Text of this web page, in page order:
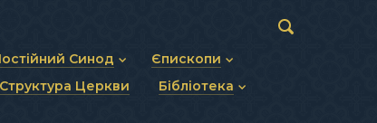
Синод
Статут Постійного Синоду
Єпископи
Діючі єпископи
Структура Церкви Бібліотека